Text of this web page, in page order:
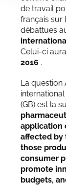
de travail
français sur
débattues
Celui-ci
2016 .
La
(GB) est la
application
affected by
those
consumer
promote
budgets,